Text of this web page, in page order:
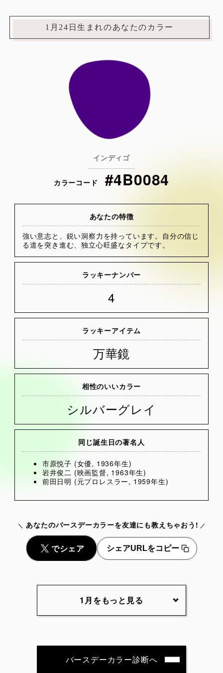
1月24日生まれのあなたのカラー
インディゴ
カラーコード #4B0084
あなたの特徴
強い意志と、鋭い洞察力を持っています。自分の信じ
る道を突き進む、独立心旺盛なタイプです。
ラッキーナンバー
4
ラッキーアイテム
万華鏡
相性のいいカラー
シルバーグレイ
同じ誕生日の著名人
市原悦子 (女優, 1936年生)
岩井俊二 (映画監督, 1963年生)
前田日明 (元プロレスラー, 1959年生)
あなたのバースデーカラーを友達にも教えちゃおう!
シェアURLをコピー
1月をもっと見る
1月7日 1月8日 1月9日
バースデーカラー診断へ